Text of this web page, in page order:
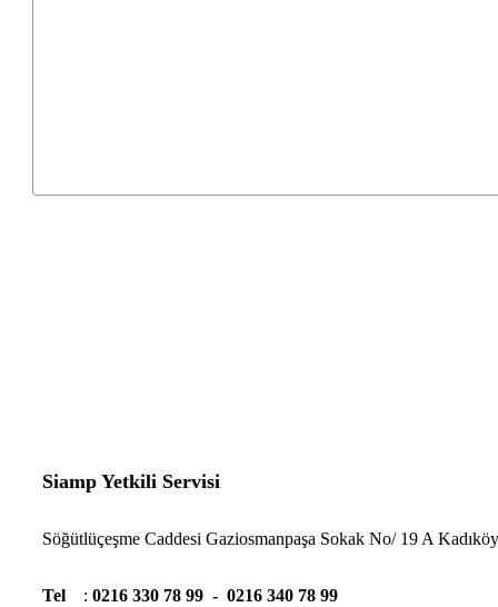
Siamp Yetkili Servisi
Söğütlüçeşme Caddesi Gaziosmanpaşa Sokak No/ 19 A
Tel :0216 330 78 99 - 0216 340 78 99